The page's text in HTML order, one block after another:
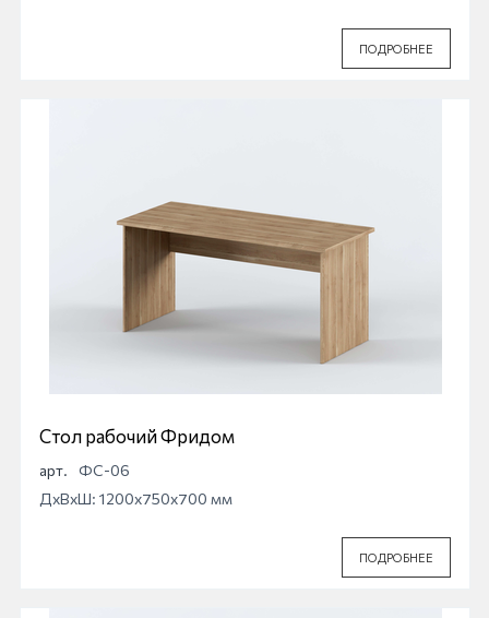
ПОДРОБНЕЕ
Стол рабочий Фридом
арт.
ФС-06
ДхВхШ: 1200x750x700 мм
ПОДРОБНЕЕ